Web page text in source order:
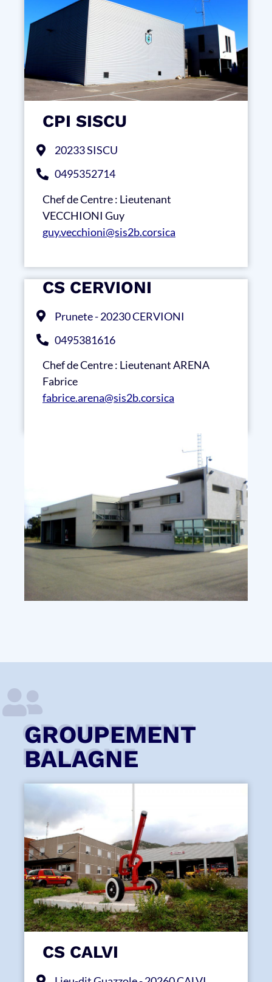
CPI SISCU
20233 SISCU
0495352714
Chef de Centre : Lieutenant
VECCHIONI Guy
guy.vecchioni@sis2b.corsica
CS CERVIONI
Prunete - 20230 CERVIONI
0495381616
Chef de Centre : Lieutenant ARENA
Fabrice
fabrice.arena@sis2b.corsica
GROUPEMENT
BALAGNE
CS CALVI